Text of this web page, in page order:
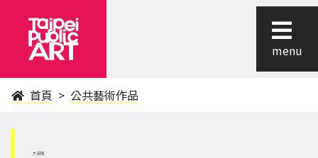
menu
首頁 公共藝術作品
大安區